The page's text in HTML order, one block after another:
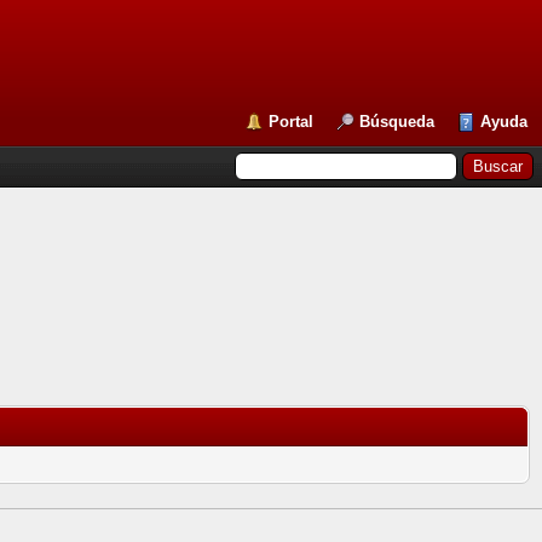
Portal Búsqueda Ayuda